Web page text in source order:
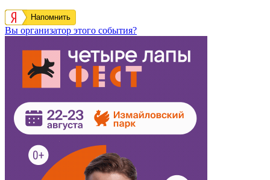
Напомнить
Вы организатор этого события?